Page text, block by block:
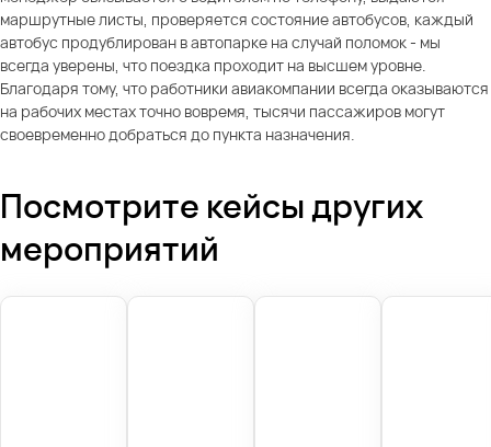
маршрутные листы, проверяется состояние автобусов, каждый
автобус продублирован в автопарке на случай поломок - мы
всегда уверены, что поездка проходит на высшем уровне.
Благодаря тому, что работники авиакомпании всегда оказываются
на рабочих местах точно вовремя, тысячи пассажиров могут
своевременно добраться до пункта назначения.
Посмотрите кейсы других
мероприятий